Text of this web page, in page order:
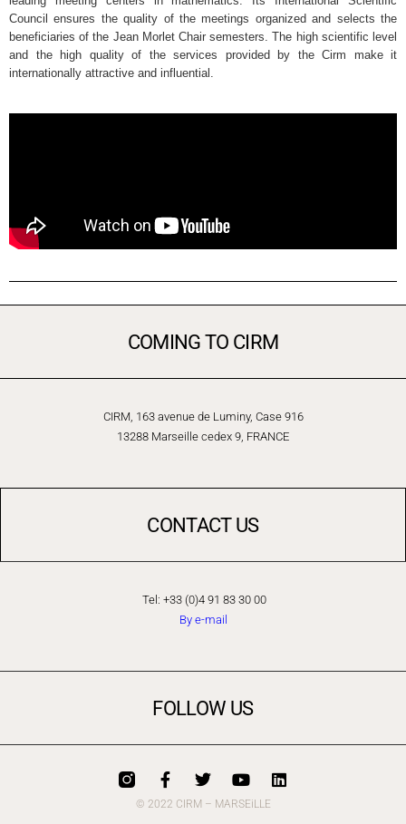
Council ensures the quality of the meetings organized and selects the
beneficiaries of the Jean Morlet Chair semesters. The high scientific level
and the high quality of the services provided by the Cirm make it
internationally attractive and influential.
COMING TO CIRM
CIRM, 163 avenue de Luminy, Case 916
13288 Marseille cedex 9, FRANCE
CONTACT US
Tel: +33 (0)4 91 83 30 00
By e-mail
FOLLOW US
© 2022 CIRM – MARSEiLLE